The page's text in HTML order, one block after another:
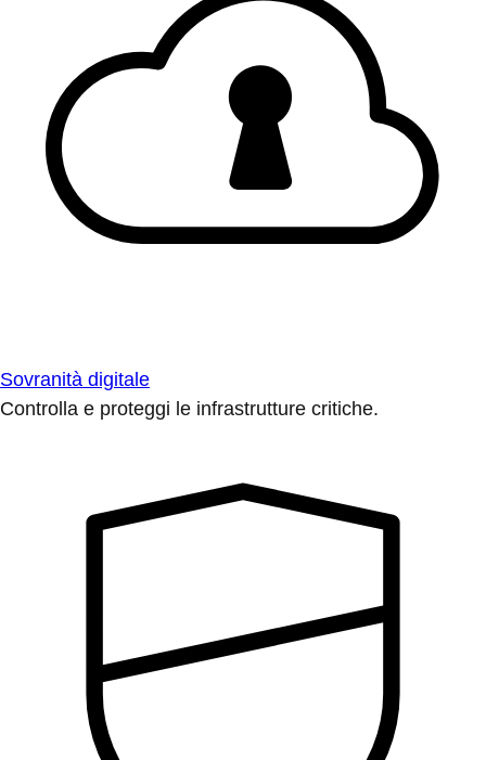
Sovranità digitale
Controlla e proteggi le infrastrutture critiche.